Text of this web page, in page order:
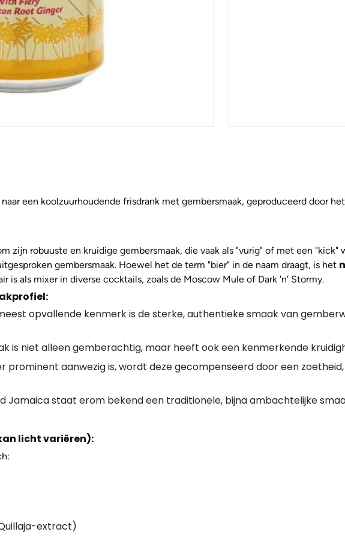
een koolzuurhoudende frisdrank met gembersmaak, geproduceerd door
zijn robuuste en kruidige gembersmaak, die vaak als "vurig" of met een "kick"
gembersmaak. Hoewel het de term "bier" in de naam draagt, is het
is als mixer in diverse cocktails, zoals de Moscow Mule of Dark 'n' Stormy.
opvallende kenmerk is de sterke, authentieke smaak van
is niet alleen gemberachtig, maar heeft ook een kenmerkende
prominent aanwezig is, wordt deze gecompenseerd door een
Jamaica staat erom bekend een traditionele, bijna ambachtelijke
licht variëren):
extract)